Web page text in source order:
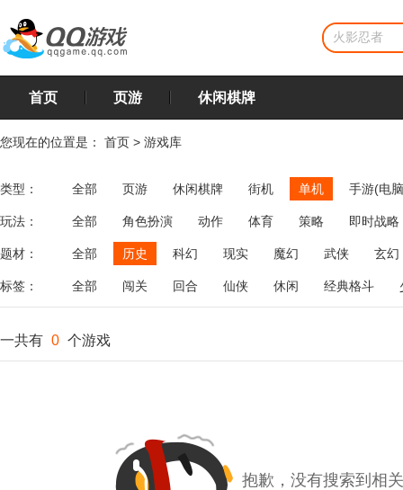
首页 页游 休闲棋牌
您现在的位置是： 首页 > 游戏库
类型： 全部 页游 休闲棋牌 街机 单机 手游(电
玩法： 全部 角色扮演 动作 体育 策略
即时战略
飞行
恋爱 第三人称射击 棋类 牌类 麻将
题材： 全部 历史 科幻 现实 魔幻 武侠 玄幻
标签： 全部 闯关 回合 仙侠 休闲 经典格斗
一共有 0 个游戏
抱歉，没有搜索到相